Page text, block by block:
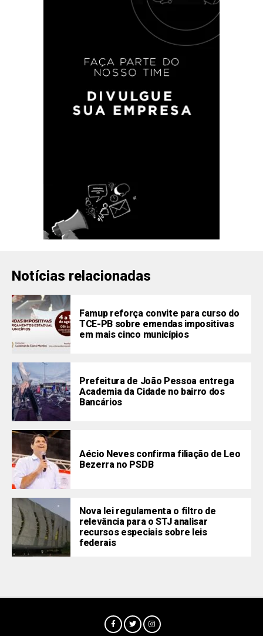
Notícias relacionadas
Famup reforça convite para curso do
TCE-PB sobre emendas impositivas
em mais cinco municípios
Prefeitura de João Pessoa entrega
Academia da Cidade no bairro dos
Bancários
Aécio Neves confirma filiação de Leo
Bezerra no PSDB
Nova lei regulamenta o filtro de
relevância para o STJ analisar
recursos especiais sobre leis
federais